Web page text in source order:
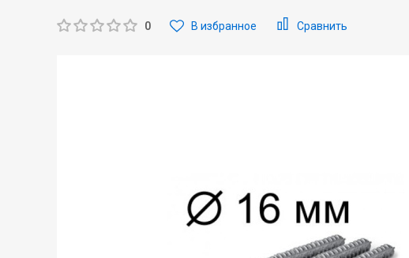
0 В избранное Сравнить